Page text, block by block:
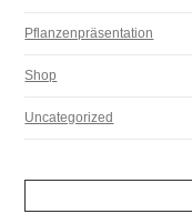
Pflanzenpräsentation
Shop
Uncategorized